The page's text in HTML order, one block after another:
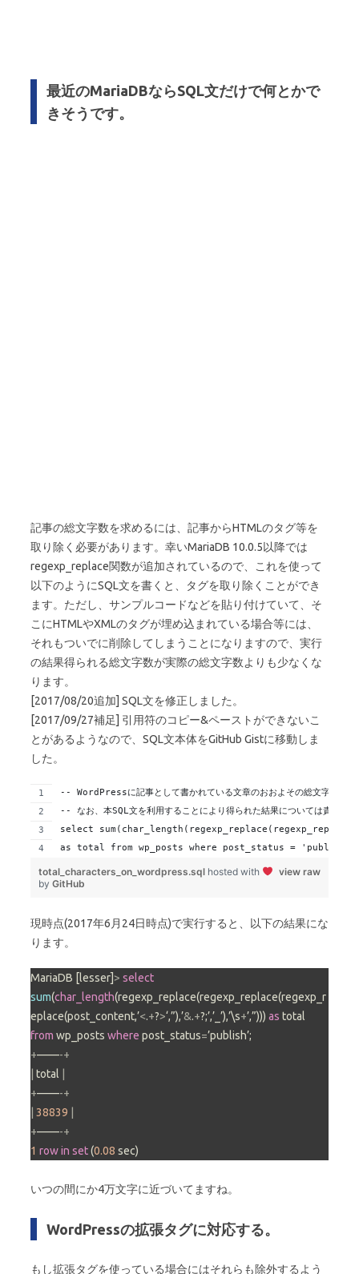
最近のMariaDBならSQL文だけで何とかで
きそうです。
記事の総文字数を求めるには、記事からHTMLのタグ等を
取り除く必要があります。幸いMariaDB 10.0.5以降では
regexp_replace関数が追加されているので、これを使って
以下のようにSQL文を書くと、タグを取り除くことができ
ます。ただし、サンプルコードなどを貼り付けていて、そ
こにHTMLやXMLのタグが埋め込まれている場合等には、
それもついでに削除してしまうことになりますので、実行
の結果得られる総文字数が実際の総文字数よりも少なくな
ります。
[2017/08/20追加] SQL文を修正しました。
[2017/09/27補足] 引用符のコピー&ペーストができないこ
とがあるようなので、SQL文本体をGitHub Gistに移動しま
した。
-- WordPressに記事として書かれている文章のおおよその総文字数を求
-- なお、本SQL文を利用することにより得られた結果については責任は
select
as total from wp_posts where post_status =
view raw
total_characters_on_wordpress.sql hosted with
by GitHub
現時点(2017年6月24日時点)で実行すると、以下の結果にな
ります。
MariaDB [lesser] > select
sum(char_length(regexp_replace(regexp_replace(regexp_r
eplace(post_content,’<.+?>‘,”),’&.+?;’,’_’),’\s+’,”))) as
from wp_posts where post_status=
+——-+
total
+——-+
38839
+——-+
1 rowin set (0.08 sec)
いつの間にか4万文字に近づいてますね。
WordPressの拡張タグに対応する。
もし拡張タグを使っている場合にはそれらも除外するよう